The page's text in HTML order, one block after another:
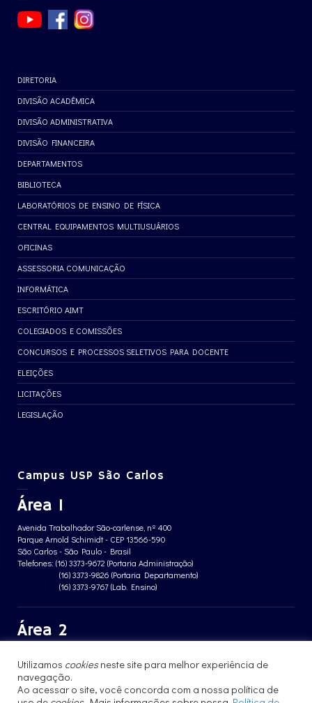
DIRETORIA
DIVISÃO ACADÊMICA
DIVISÃO ADMINISTRATIVA
DIVISÃO FINANCEIRA
DEPARTAMENTOS
BIBLIOTECA
LABORATÓRIOS DE ENSINO DE FÍSICA
CENTRAL EQUIPAMENTOS MULTIUSUÁRIOS
OFICINAS
ASSESSORIA COMUNICAÇÃO
INFORMÁTICA
ESCRITÓRIO AIMT
COLEGIADOS E COMISSÕES
CONCURSOS E PROCESSOS SELETIVOS PARA DOCENTE
ELEIÇÕES
LICITAÇÕES
LEGISLAÇÃO
Campus USP São Carlos
Área 1
Avenida Trabalhador São-carlense, nº 400
Parque Arnold Schimidt - CEP 13566-590
São Carlos - São Paulo - Brasil
Telefones: (16) 3373-9672 (Portaria Administração)
(16) 3373-9826 (Portaria Departamento)
(16) 3373-9767 (Lab. Ensino)
Área 2
Jardim Santa Angelina - CEP 13563-120
São Carlos - São Paulo - Brasil
Telefone: (16) 3373-8068 (Portaria prédio CFBio)
(16) 3364-8070 (Portaria prédio poloTErRA)
Utilizamos cookiesneste site para melhor experiência de
navegação.
Ao acessar o site, você concorda com a nossa política de